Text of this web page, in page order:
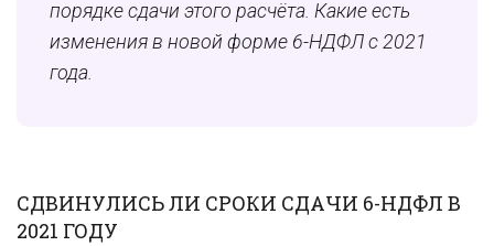
порядке сдачи этого расчёта. Какие есть
изменения в новой форме 6-НДФЛ с 2021
года.
СДВИНУЛИСЬ ЛИ СРОКИ СДАЧИ 6-НДФЛ В
2021 ГОДУ